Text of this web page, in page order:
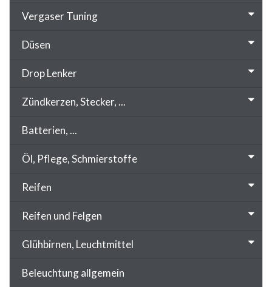
Vergaser Tuning
Düsen
Drop Lenker
Zündkerzen, Stecker, ...
Batterien, ...
Öl, Pflege, Schmierstoffe
Reifen
Reifen und Felgen
Glühbirnen, Leuchtmittel
Beleuchtung allgemein